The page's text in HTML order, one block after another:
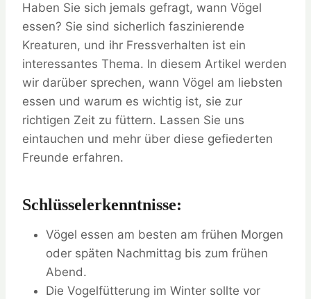
Haben Sie sich jemals gefragt, wann Vögel
essen? Sie sind sicherlich faszinierende
Kreaturen, und ihr Fressverhalten ist ein
interessantes Thema. In diesem Artikel werden
wir darüber sprechen, wann Vögel am liebsten
essen und warum es wichtig ist, sie zur
richtigen Zeit zu füttern. Lassen Sie uns
eintauchen und mehr über diese gefiederten
Freunde erfahren.
Schlüsselerkenntnisse:
Vögel essen am besten am frühen Morgen
oder späten Nachmittag bis zum frühen
Abend.
Die Vogelfütterung im Winter sollte vor